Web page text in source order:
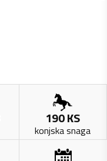
190KS
konjska snaga